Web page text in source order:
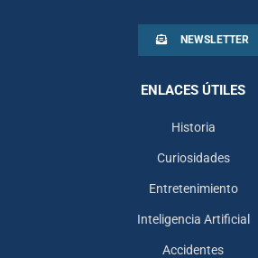
NEWSLETTER
ENLACES ÚTILES
Historia
Curiosidades
Entretenimiento
Inteligencia Artificial
Accidentes